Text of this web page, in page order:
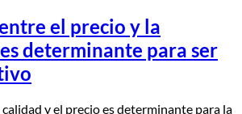
el precio y la
determinante para ser
y el precio es determinante para la